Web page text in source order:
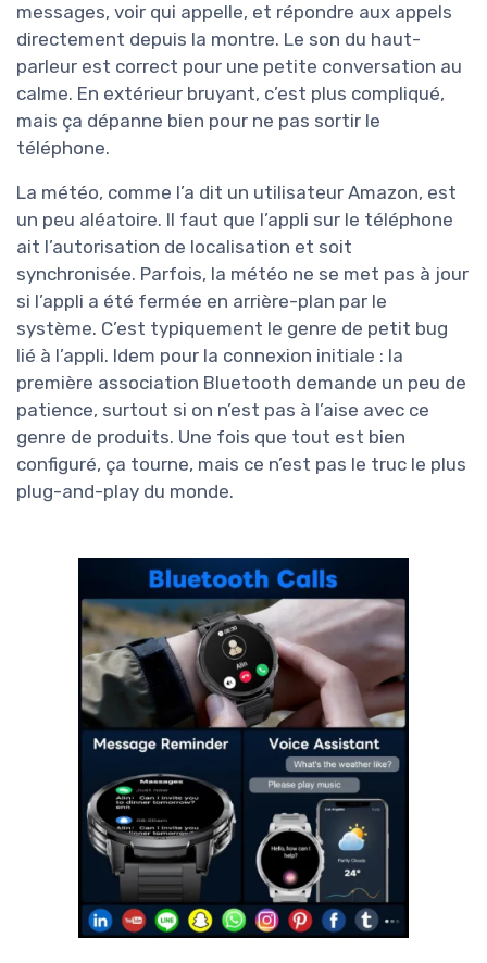
messages, voir qui appelle, et répondre aux appels
directement depuis la montre. Le son du haut-
parleur est correct pour une petite conversation au
calme. En extérieur bruyant, c’est plus compliqué,
mais ça dépanne bien pour ne pas sortir le
téléphone.
La météo, comme l’a dit un utilisateur Amazon, est
un peu aléatoire. Il faut que l’appli sur le téléphone
ait l’autorisation de localisation et soit
synchronisée. Parfois, la météo ne se met pas à jour
si l’appli a été fermée en arrière-plan par le
système. C’est typiquement le genre de petit bug
lié à l’appli. Idem pour la connexion initiale : la
première association Bluetooth demande un peu de
patience, surtout si on n’est pas à l’aise avec ce
genre de produits. Une fois que tout est bien
configuré, ça tourne, mais ce n’est pas le truc le plus
plug-and-play du monde.